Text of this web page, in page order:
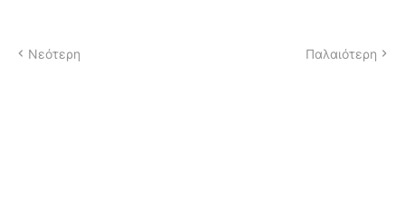
Νεότερη Παλαιότερη